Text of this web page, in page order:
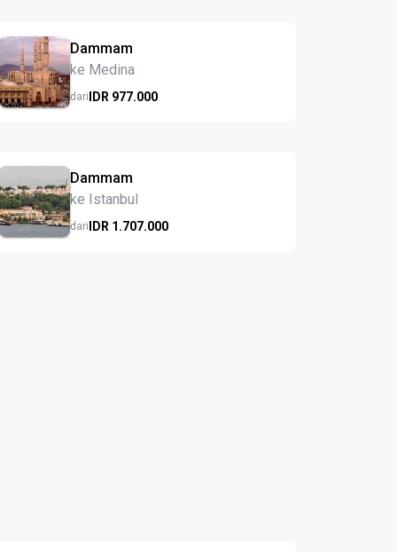
Dammam
ke Medina
dariIDR 977.000
Dammam
ke Istanbul
dariIDR 1.707.000